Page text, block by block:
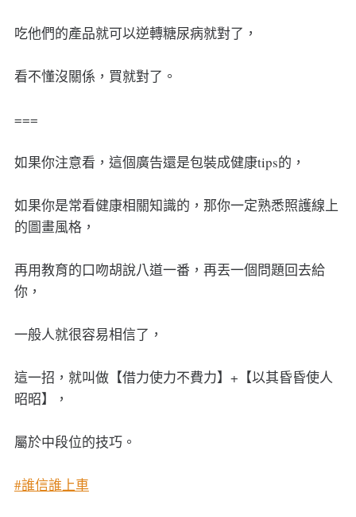
吃他們的產品就可以逆轉糖尿病就對了，
看不懂沒關係，買就對了。
===
如果你注意看，這個廣告還是包裝成健康tips的，
如果你是常看健康相關知識的，那你一定熟悉照護線上
的圖畫風格，
再用教育的口吻胡說八道一番，再丟一個問題回去給
你，
一般人就很容易相信了，
這一招，就叫做【借力使力不費力】+【以其昏昏使人
昭昭】，
屬於中段位的技巧。
#誰信誰上車